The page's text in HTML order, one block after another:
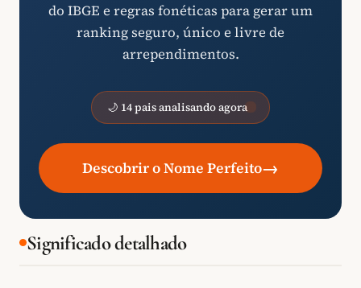
do IBGE e regras fonéticas para gerar um
ranking seguro, único e livre de
arrependimentos.
🌙 14 pais analisando agora
Descobrir o Nome Perfeito→
Significado detalhado